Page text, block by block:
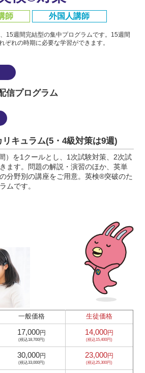
師 外国人講師
15週間完結型の集中プログラムです。 15週間
ぞれの時期に必要な学習ができます。
信プログラム
キュラム(5・4級対策は9週)
）を1クールとし、1次試験対策、2次試
ます。問題の解説・演習のほか、英単
分野別の講座をご用意。英検®突破のた
ムです。
一般価格 生徒価格
17,000円
(税込18,700円)
14,000円
(税込15,400円)
30,000円
(税込33,000円)
23,000円
(税込25,300円)